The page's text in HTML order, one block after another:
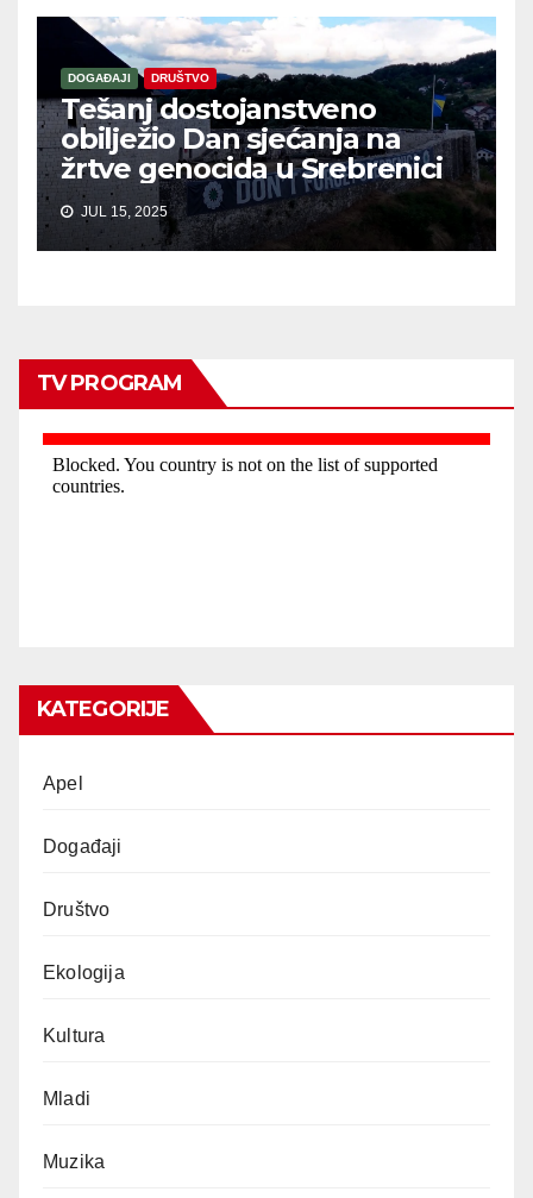
DOGAĐAJI DRUŠTVO
Tešanj dostojanstveno
obilježio Dan sjećanja na
žrtve genocida u Srebrenici
JUL 15, 2025
TV PROGRAM
KATEGORIJE
Apel
Događaji
Društvo
Ekologija
Kultura
Mladi
Muzika